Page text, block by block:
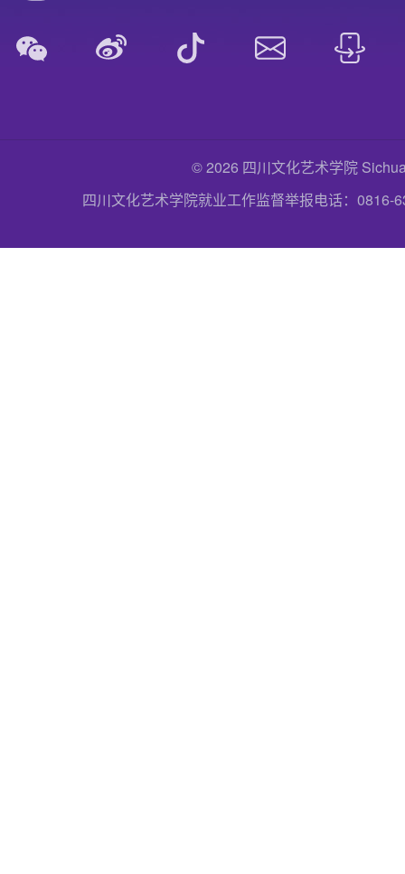
© 2026 四川文化艺术学院
四川文化艺术学院就业工作监督举报电话：